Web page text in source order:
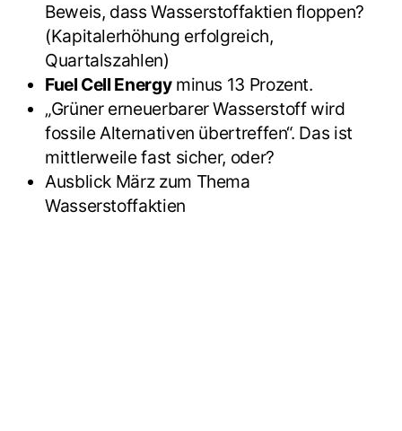
Beweis, dass Wasserstoffaktien floppen?
(Kapitalerhöhung erfolgreich,
Quartalszahlen)
Fuel Cell Energyminus 13 Prozent.
„Grüner erneuerbarer Wasserstoff wird
fossile Alternativen übertreffen“. Das ist
mittlerweile fast sicher, oder?
Ausblick März zum Thema
Wasserstoffaktien